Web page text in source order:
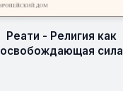
Реати - Религия как
освобождающая сила